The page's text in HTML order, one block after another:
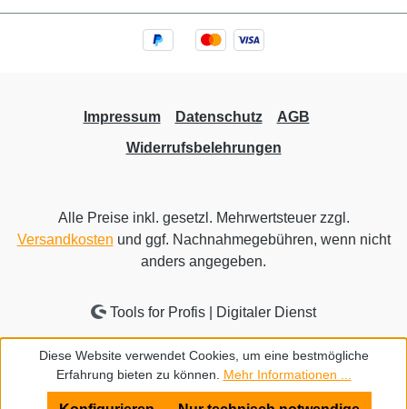
Impressum Datenschutz
AGB
Widerrufsbelehrungen
Alle Preise inkl. gesetzl. Mehrwertsteuer zzgl.
Versandkosten und ggf. Nachnahmegebühren, wenn nicht
anders angegeben.
Tools for Profis | Digitaler Dienst
Diese Website verwendet Cookies, um eine bestmögliche
Erfahrung bieten zu können. Mehr Informationen ...